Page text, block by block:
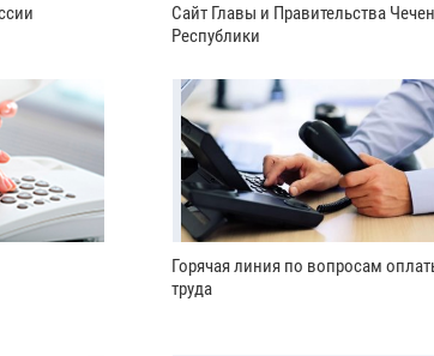
Сайт Главы и Правительства
Республики
Горячая линия по вопросам
труда